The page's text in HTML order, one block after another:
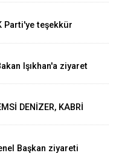
Parti'ye teşekkür
Işıkhan'a ziyaret
DENİZER, KABRİ
Başkan ziyareti